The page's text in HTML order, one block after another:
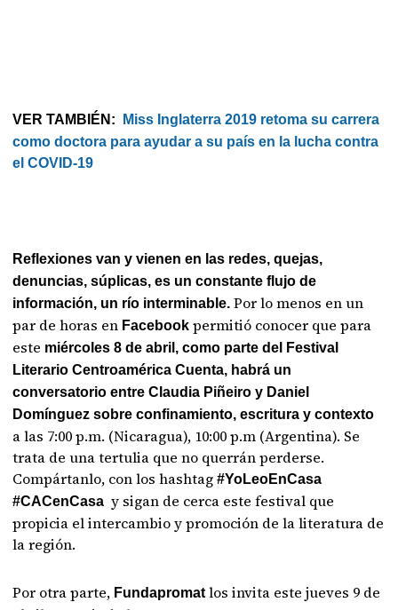
VER TAMBIÉN:
Miss Inglaterra 2019 retoma su carrera
como doctora para ayudar a su país en la lucha contra
el COVID-19
Reflexiones van y vienen en las redes, quejas,
denuncias, súplicas, es un constante flujo de
información, un río interminable. Por lo menos en un
par de horas en Facebookpermitió conocer que para
este miércoles 8 de abril, como parte del Festival
Literario Centroamérica Cuenta, habrá un
conversatorio entre Claudia Piñeiro y Daniel
Domínguez sobre confinamiento, escritura y contexto
a las 7:00 p.m. (Nicaragua), 10:00 p.m (Argentina). Se
trata de una tertulia que no querrán perderse.
Compártanlo, con los hashtag#YoLeoEnCasa
#CACenCasa ‬ y sigan de cerca este festival que
propicia el intercambio y promoción de la literatura de
la región.
Por otra parte, Fundapromatlos invita este jueves 9 de